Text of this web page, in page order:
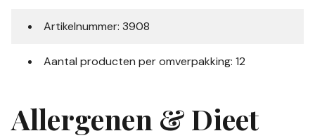
Artikelnummer: 3908
Aantal producten per omverpakking: 12
Allergenen & Dieet